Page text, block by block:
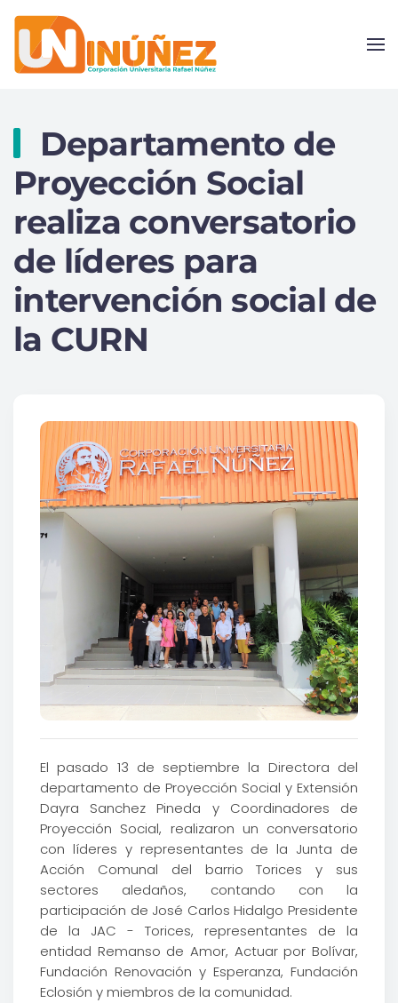
Skip to main content
Departamento de
Proyección Social
realiza conversatorio
de líderes para
intervención social de
la CURN
El pasado 13 de septiembre la Directora del
departamento de Proyección Social y Extensión
Dayra Sanchez Pineda y Coordinadores de
Proyección Social, realizaron un conversatorio
con líderes y representantes de la Junta de
Acción Comunal del barrio Torices y sus
sectores aledaños, contando con la
participación de José Carlos Hidalgo Presidente
de la JAC - Torices, representantes de la
entidad Remanso de Amor, Actuar por Bolívar,
Fundación Renovación y Esperanza, Fundación
Eclosión y miembros de la comunidad.